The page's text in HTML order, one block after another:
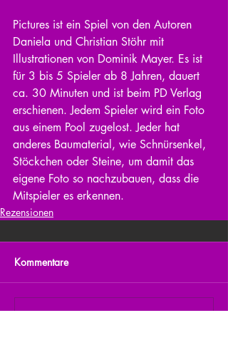
Pictures ist ein Spiel von den Autoren
Daniela und Christian Stöhr mit
Illustrationen von Dominik Mayer. Es ist
für 3 bis 5 Spieler ab 8 Jahren, dauert
ca. 30 Minuten und ist beim PD Verlag
erschienen. Jedem Spieler wird ein Foto
aus einem Pool zugelost. Jeder hat
anderes Baumaterial, wie Schnürsenkel,
Stöckchen oder Steine, um damit das
eigene Foto so nachzubauen, dass die
Mitspieler es erkennen.
Rezensionen
Kommentare